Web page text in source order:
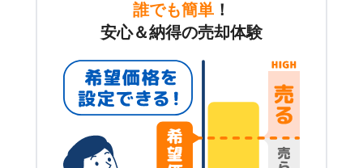
誰でも簡単 ！
安心＆納得の売却体験